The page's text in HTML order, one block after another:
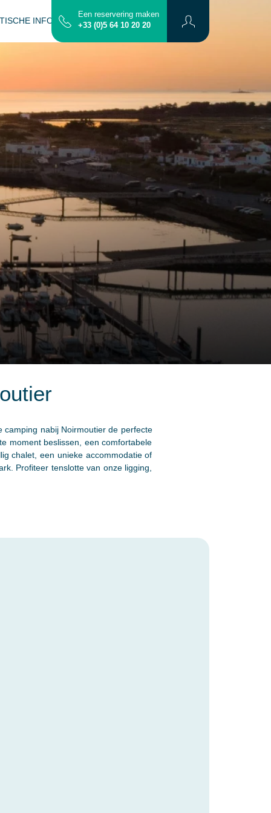
INFO CONTACT PLATTEGROND
Een reservering maken
+33 (0)5 64 10 20 20
nabij Noirmoutier de perfecte
moment beslissen, een comfortabele
chalet, een unieke accommodatie of
Profiteer tenslotte van onze ligging,